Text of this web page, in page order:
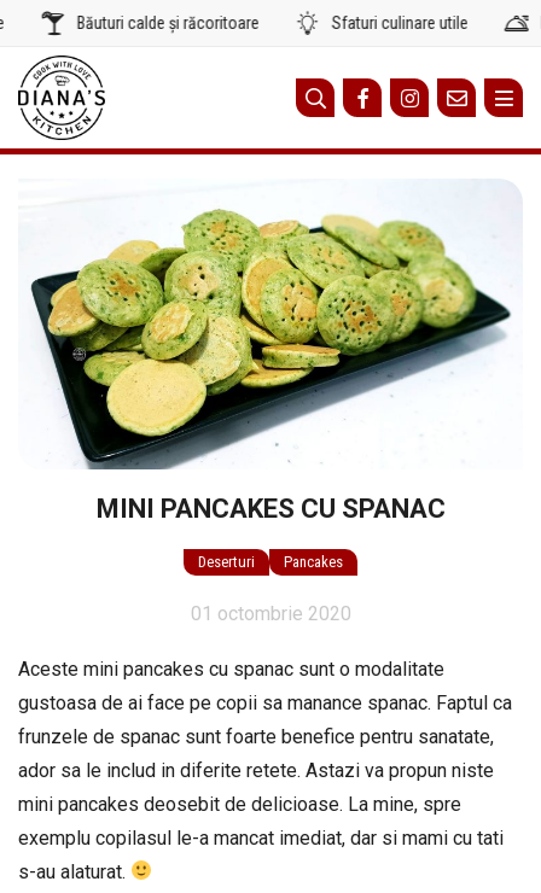
conținut
Băuturi calde și răcoritoare Sfaturi culinare utile
MINI PANCAKES CU SPANAC
Deserturi Pancakes
01 octombrie 2020
Aceste mini pancakes cu spanac sunt o modalitate
gustoasa de ai face pe copii sa manance spanac. Faptul ca
frunzele de spanac sunt foarte benefice pentru sanatate,
ador sa le includ in diferite retete. Astazi va propun niste
mini pancakes deosebit de delicioase. La mine, spre
exemplu copilasul le-a mancat imediat, dar si mami cu tati
s-au alaturat.